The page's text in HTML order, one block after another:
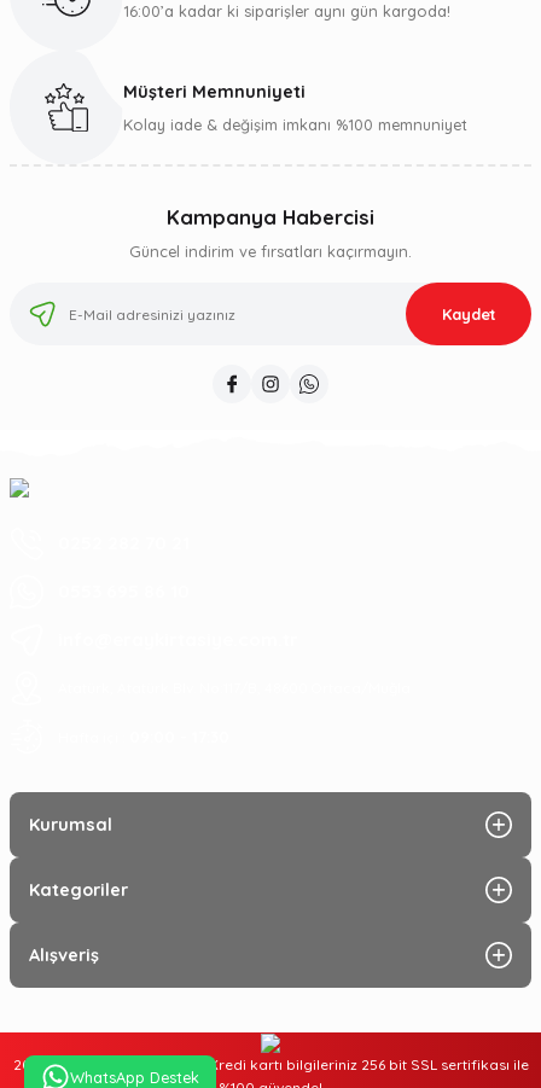
16:00’a kadar ki siparişler aynı gün kargoda!
Müşteri Memnuniyeti
Kolay iade & değişim imkanı %100 memnuniyet
Kampanya Habercisi
Güncel indirim ve fırsatları kaçırmayın.
Kaydet
Kurumsal
Kategoriler
Alışveriş
2025 © Tüm hakları saklıdır. Kredi kartı bilgileriniz 256 bit SSL sertifikası ile
WhatsApp Destek